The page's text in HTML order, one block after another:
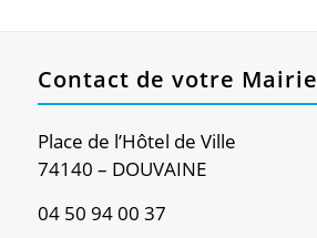
Contact de votre Mairie
Place de l’Hôtel de Ville
74140 – DOUVAINE
04 50 94 00 37